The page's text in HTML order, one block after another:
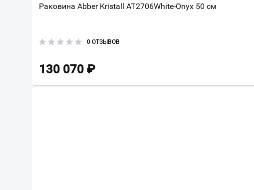
Раковина Abber Kristall AT2706White-Onyx 50 см
0 ОТЗЫВОВ
130 070 ₽